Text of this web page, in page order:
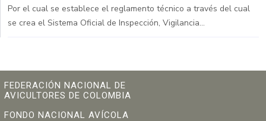
Por el cual se establece el reglamento técnico a través del cual
se crea el Sistema Oficial de Inspección, Vigilancia...
FEDERACIÓN NACIONAL DE
AVICULTORES DE COLOMBIA
FONDO NACIONAL AVÍCOLA